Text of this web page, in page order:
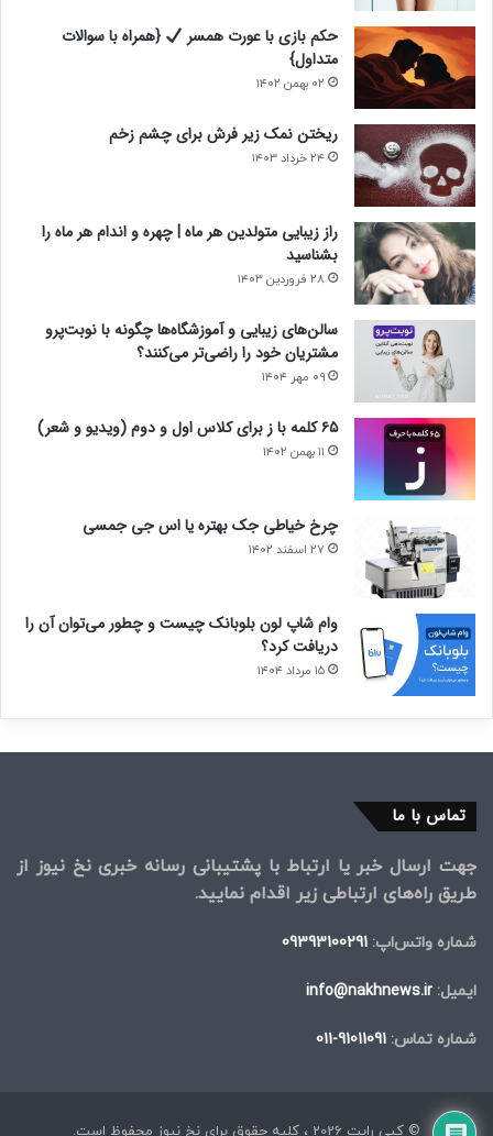
حکم بازی با عورت همسر
{همراه با سوالات
متداول}
۰۲ بهمن ۱۴۰۲
ریختن نمک زیر فرش برای چشم زخم
۲۴ خرداد ۱۴۰۳
راز زیبایی متولدین هر ماه | چهره و اندام هر ماه را
بشناسید
۲۸ فروردین ۱۴۰۳
سالن‌های زیبایی و آموزشگاه‌ها چگونه با نوبت‌پرو
مشتریان خود را راضی‌تر می‌کنند؟
۰۹ مهر ۱۴۰۴
۶۵ کلمه با ز برای کلاس اول و دوم (ویدیو و شعر)
۱۱ بهمن ۱۴۰۲
چرخ خیاطی جک بهتره یا اس جی جمسی
۲۷ اسفند ۱۴۰۲
وام شاپ لون بلوبانک چیست و چطور می‌توان آن را
دریافت کرد؟
۱۵ مرداد ۱۴۰۴
تماس با ما
جهت ارسال خبر یا ارتباط با پشتیبانی رسانه خبری نخ نیوز از
طریق راه‌های ارتباطی زیر اقدام نمایید.
شماره واتس‌اپ: 09393100291
ایمیل: info@nakhnews.ir
شماره تماس: 91011091-011
© کپی رایت 2026 ، کلیه حقوق برای نخ نیوز محفوظ است.